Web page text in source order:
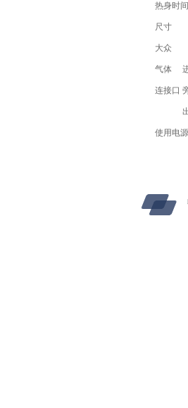
热身时
尺寸
大众
气体
连接口
使用电